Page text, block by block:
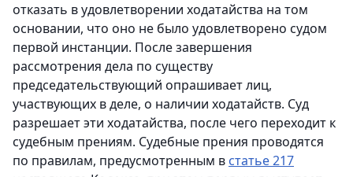
отказать в удовлетворении ходатайства на том
основании, что оно не было удовлетворено судом
первой инстанции. После завершения
рассмотрения дела по существу
председательствующий опрашивает лиц,
участвующих в деле, о наличии ходатайств. Суд
разрешает эти ходатайства, после чего переходит к
судебным прениям. Судебные прения проводятся
по правилам, предусмотренным в статье 217